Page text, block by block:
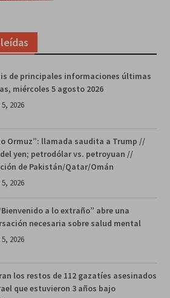
de principales informaciones últimas
miércoles 5 agosto 2026
2026
Ormuz”: llamada saudita a Trump //
yen; petrodólar vs. petroyuan //
de Pakistán/Qatar/Omán
2026
a lo extraño” abre una
necesaria sobre salud mental
2026
los restos de 112 gazatíes asesinados
que estuvieron 3 años bajo